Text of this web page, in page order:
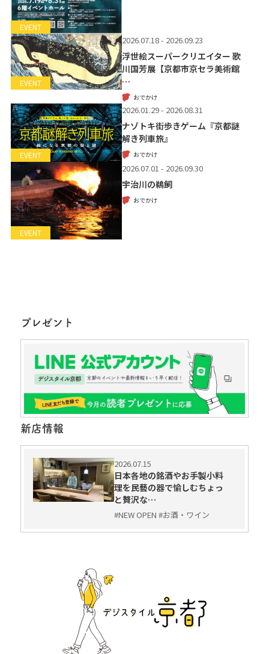
EVENT
EVENT
2026.07.18 - 2026.09.23
浮世絵スーパークリエイター 歌
川国芳展【京都市京セラ美術館
…
おでかけ
EVENT
2026.01.29 - 2026.08.31
ナゾトキ街歩きゲーム『京都謎
解き列車旅』
おでかけ
EVENT
2026.07.01 - 2026.09.30
宇治川の鵜飼
おでかけ
プレゼント
新店情報
2026.07.15
日本各地の銘酒やお手製小料
理を民藝の器で愉しむちょっ
と贅沢な…
#NEW OPEN #お酒・ワイン